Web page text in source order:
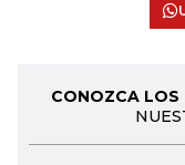
CONOZCA LOS